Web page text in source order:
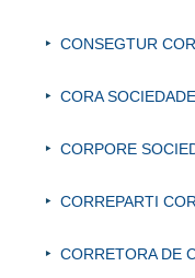
CONSEGTUR
CORA
CORPORE
CORREPARTI
CORRETORA DE